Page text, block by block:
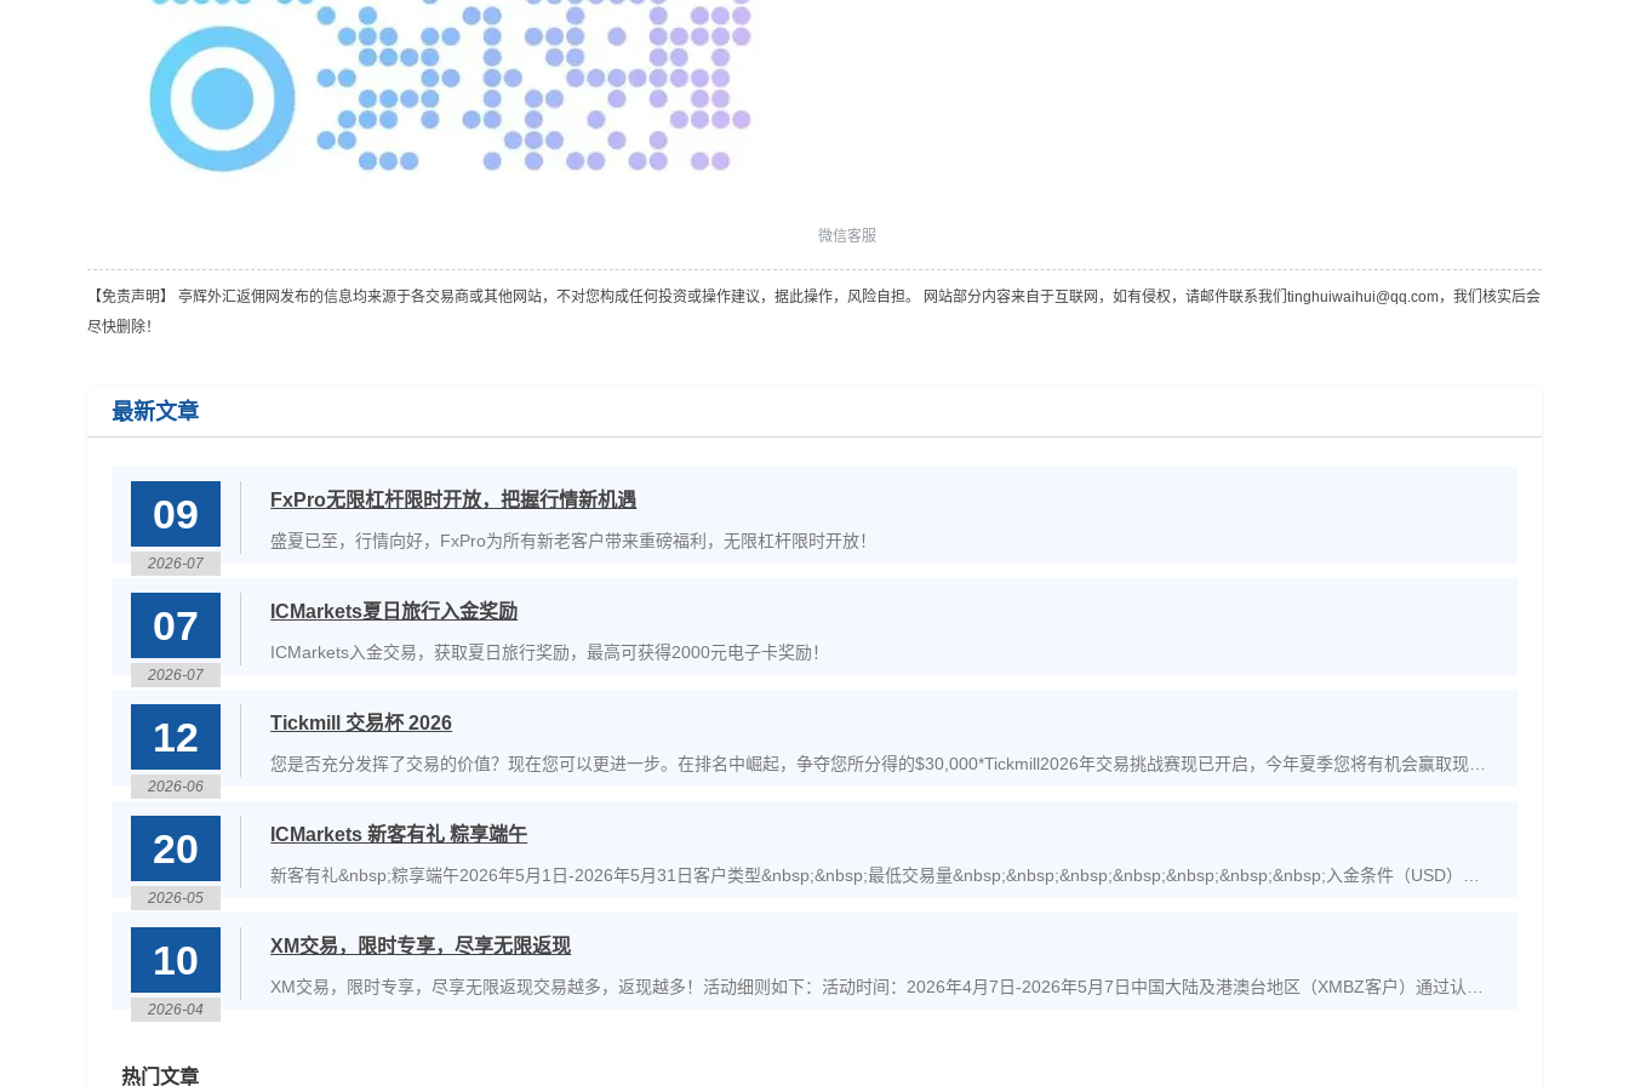
微信客服
【免责声明】 亭辉外汇返佣网发布的信息均来源于各交易商或其他网站，不对您构成任何投资或操作建议，据此操作，风险自担。 网站部分内容来自于互联网，如有侵权，请邮件联系我们tinghuiwaihui@qq.com，我们核实后会
尽快删除！
最新文章
09
2026-07
FxPro无限杠杆限时开放，把握行情新机遇
盛夏已至，行情向好，FxPro为所有新老客户带来重磅福利，无限杠杆限时开放！
07
2026-07
ICMarkets夏日旅行入金奖励
ICMarkets入金交易，获取夏日旅行奖励，最高可获得2000元电子卡奖励！
12
2026-06
Tickmill 交易杯 2026
您是否充分发挥了交易的价值？现在您可以更进一步。在排名中崛起，争夺您所分得的$30,000*Tickmill2026年交易挑战赛现已开启，今年夏季您将有机会赢取现金
20
2026-05
ICMarkets 新客有礼 粽享端午
新客有礼&nbsp;粽享端午2026年5月1日-2026年5月31日客户类型&nbsp;&nbsp;最低交易量&nbsp;&nbsp;&nbsp;&nbsp;&nbsp;&nbsp;&nbsp;入金条件（USD）
10
2026-04
XM交易，限时专享，尽享无限返现
XM交易，限时专享，尽享无限返现交易越多，返现越多！活动细则如下：活动时间：2026年4月7日-2026年5月7日中国大陆及港澳台地区（XMBZ客户）通过认证
热门文章